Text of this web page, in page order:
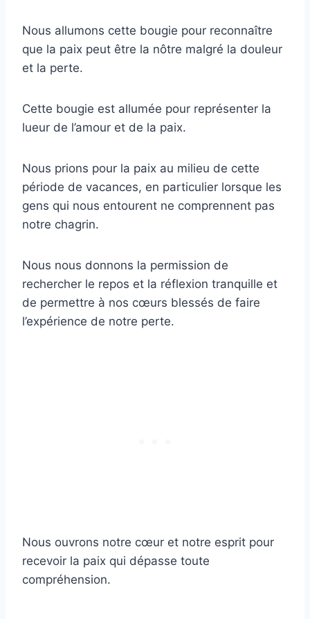
Nous allumons cette bougie pour reconnaître
que la paix peut être la nôtre malgré la douleur
et la perte.
Cette bougie est allumée pour représenter la
lueur de l’amour et de la paix.
Nous prions pour la paix au milieu de cette
période de vacances, en particulier lorsque les
gens qui nous entourent ne comprennent pas
notre chagrin.
Nous nous donnons la permission de
rechercher le repos et la réflexion tranquille et
de permettre à nos cœurs blessés de faire
l’expérience de notre perte.
Nous ouvrons notre cœur et notre esprit pour
recevoir la paix qui dépasse toute
compréhension.